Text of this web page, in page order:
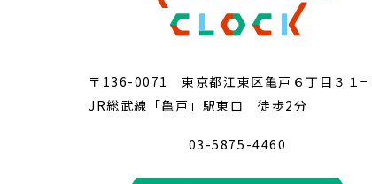
〒136-0071 東京都江東区亀戸６丁目３１−
JR総武線「亀戸」駅東口 徒歩2分
03-5875-4460